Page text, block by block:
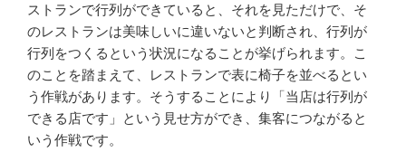
ストランで行列ができていると、それを見ただけで、そ
のレストランは美味しいに違いないと判断され、行列が
行列をつくるという状況になることが挙げられます。こ
のことを踏まえて、レストランで表に椅子を並べるとい
う作戦があります。そうすることにより「当店は行列が
できる店です」という見せ方ができ、集客につながると
いう作戦です。